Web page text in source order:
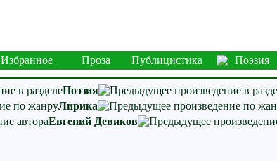
Избранное Проза Публицистика Поэзия
Поэзия
Лирика
Евгений Девиков